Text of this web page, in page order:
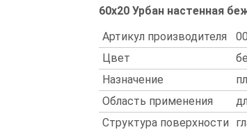
60x20 Урбан настенная
Артикул производителя
Цвет
Назначение
Область применения
Структура поверхности